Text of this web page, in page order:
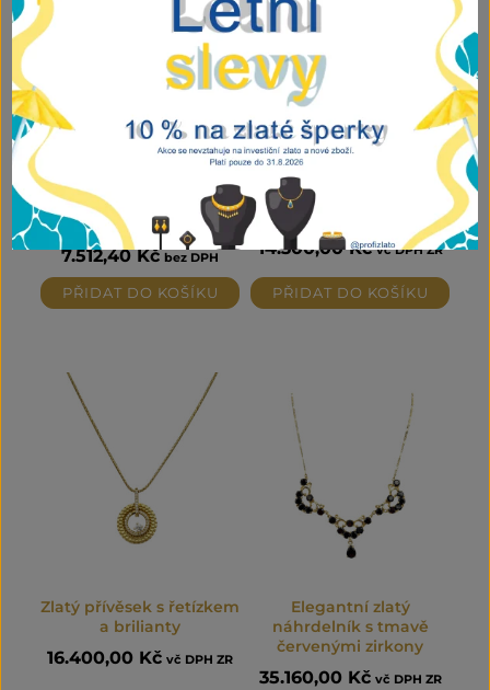
Zlaté kroucené kruhové
náušnice - velké
9.090,00 Kč s DPH
7.512,40Kč bez DPH
PŘIDAT DO KOŠÍKU
Zlatý Art-Deco
náhrdelník s diamanty a
syn. rubíny
14.300,00Kč vč DPH ZR
PŘIDAT DO KOŠÍKU
Zlatý přívěsek s řetízkem
a brilianty
16.400,00 Kč vč DPH ZR
Elegantní zlatý
náhrdelník s tmavě
červenými zirkony
35.160,00 Kč vč DPH ZR